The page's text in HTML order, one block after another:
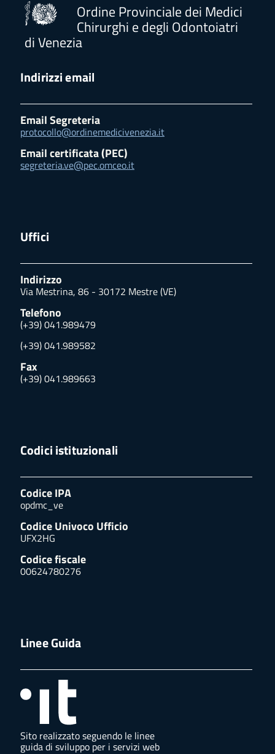
Ordine Provinciale dei Medici
Chirurghi e degli Odontoiatri
di Venezia
Indirizzi email
Email Segreteria
protocollo@ordinemedicivenezia.it
Email certificata (PEC)
segreteria.ve@pec.omceo.it
Uffici
Indirizzo
Via Mestrina, 86 - 30172 Mestre (VE)
Telefono
(+39) 041.989479
(+39) 041.989582
Fax
(+39) 041.989663
Codici istituzionali
Codice IPA
opdmc_ve
Codice Univoco Ufficio
UFX2HG
Codice fiscale
00624780276
Linee Guida
Sito realizzato seguendo le linee
guida di sviluppo per i servizi web